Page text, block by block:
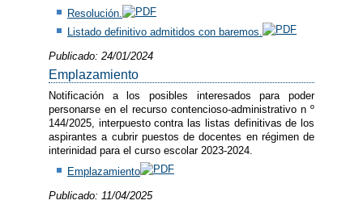
Resolución.
Listado definitivo admitidos con baremos.
Publicado: 24/01/2024
Emplazamiento
Notificación a los posibles interesados para poder
personarse en el recurso contencioso-administrativo n º
144/2025, interpuesto contra las listas definitivas de los
aspirantes a cubrir puestos de docentes en régimen de
interinidad para el curso escolar 2023-2024.
Emplazamiento
Publicado: 11/04/2025